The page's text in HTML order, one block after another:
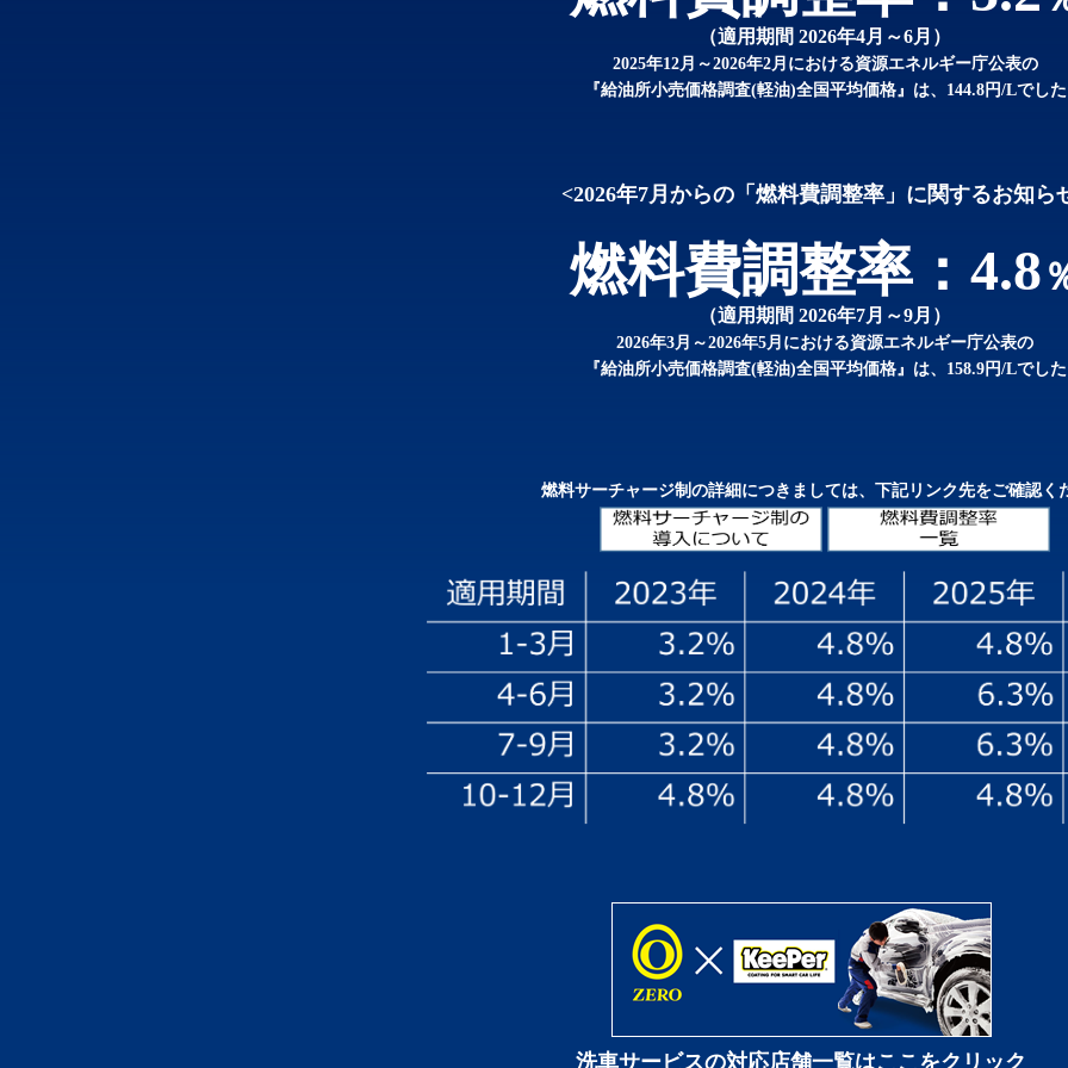
（適用期間 2026年4月～6月）
2025年12月～2026年2月における資源エネルギー庁公表の
『給油所小売価格調査(軽油)全国平均価格』は、144.8円/Lでした
<2026年7月からの「燃料費調整率」に関するお知ら
燃料費調整率：4.8
（適用期間 2026年7月～9月）
2026年3月～2026年5月における資源エネルギー庁公表の
『給油所小売価格調査(軽油)全国平均価格』は、158.9円/Lでした
燃料サーチャージ制の詳細につきましては、下記リンク先をご確認く
洗車サービスの対応店舗一覧はここをクリック